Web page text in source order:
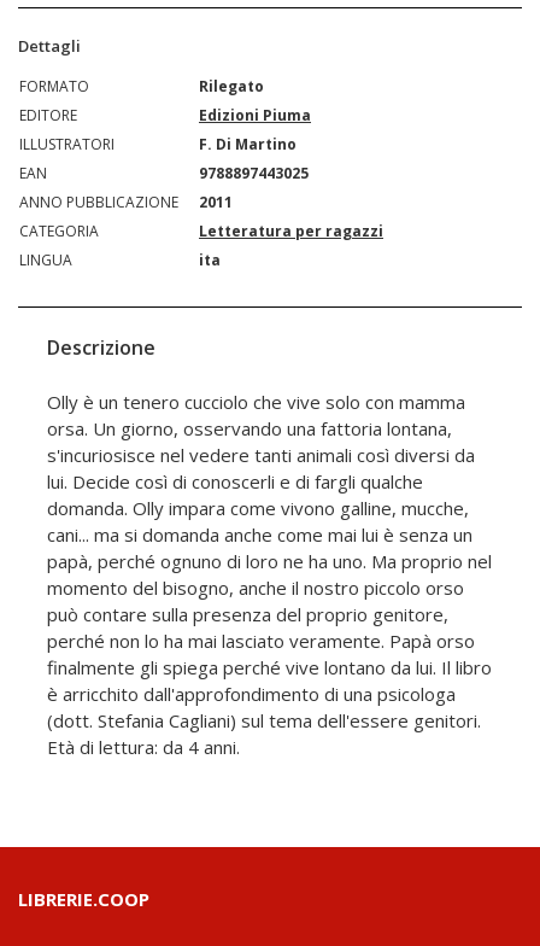
Dettagli
FORMATO
Rilegato
EDITORE
Edizioni Piuma
ILLUSTRATORI
F. Di Martino
EAN
9788897443025
ANNO PUBBLICAZIONE
2011
CATEGORIA
Letteratura per ragazzi
LINGUA
ita
Descrizione
Olly è un tenero cucciolo che vive solo con mamma
orsa. Un giorno, osservando una fattoria lontana,
s'incuriosisce nel vedere tanti animali così diversi da
lui. Decide così di conoscerli e di fargli qualche
domanda. Olly impara come vivono galline, mucche,
cani... ma si domanda anche come mai lui è senza un
papà, perché ognuno di loro ne ha uno. Ma proprio nel
momento del bisogno, anche il nostro piccolo orso
può contare sulla presenza del proprio genitore,
perché non lo ha mai lasciato veramente. Papà orso
finalmente gli spiega perché vive lontano da lui. Il libro
è arricchito dall'approfondimento di una psicologa
(dott. Stefania Cagliani) sul tema dell'essere genitori.
Età di lettura: da 4 anni.
LIBRERIE.COOP